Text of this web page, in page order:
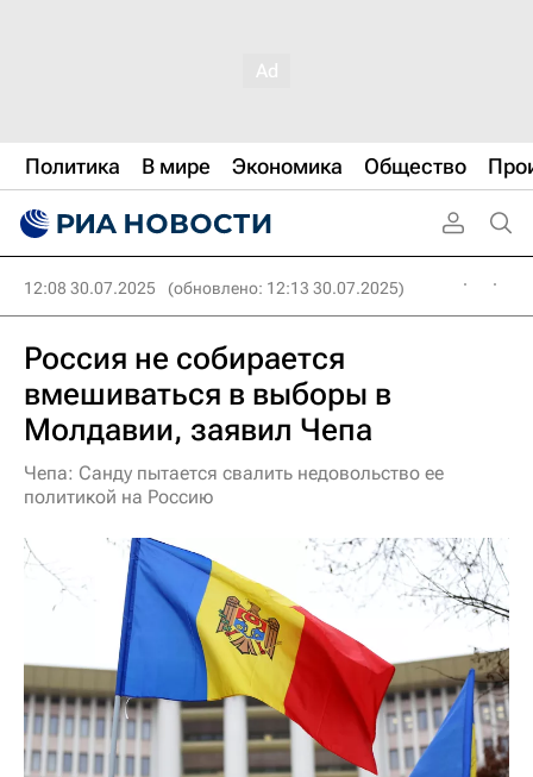
Политика В мире Экономика Общество
12:08 30.07.2025 (обновлено: 12:13 30.07.2025)
Россия не собирается
вмешиваться в выборы в
Молдавии, заявил Чепа
Чепа: Санду пытается свалить недовольство ее
политикой на Россию